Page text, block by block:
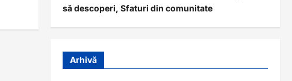
să descoperi, Sfaturi din comunitate
Arhivă